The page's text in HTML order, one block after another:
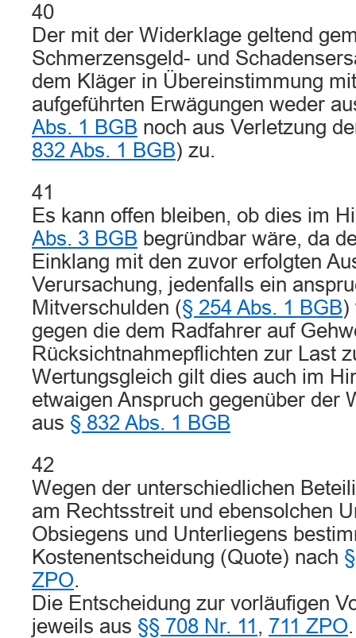
40
Der mit der Widerklage geltend
Schmerzensgeld- und
dem Kläger in Übereinstimmung
aufgeführten Erwägungen weder
Abs. 1 BGB noch aus Verletzung
832 Abs. 1 BGB) zu.
41
Es kann offen bleiben, ob dies im
Abs. 3 BGB begründbar wäre, da
Einklang mit den zuvor erfolgten
Verursachung, jedenfalls ein
Mitverschulden (§ 254 Abs. 1 BGB)
gegen die dem Radfahrer auf
Rücksichtnahmepflichten zur Last
Wertungsgleich gilt dies auch im
etwaigen Anspruch gegenüber der
aus § 832 Abs. 1 BGB
42
Wegen der unterschiedlichen
am Rechtsstreit und ebensolchen
Obsiegens und Unterliegens
Kostenentscheidung (Quote) nach
ZPO.
Die Entscheidung zur vorläufigen
jeweils aus §§ 708 Nr. 11 , 711 ZPO.